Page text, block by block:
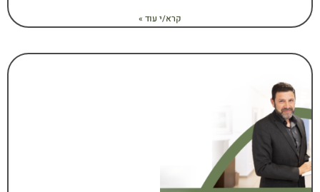
קרא/י עוד »